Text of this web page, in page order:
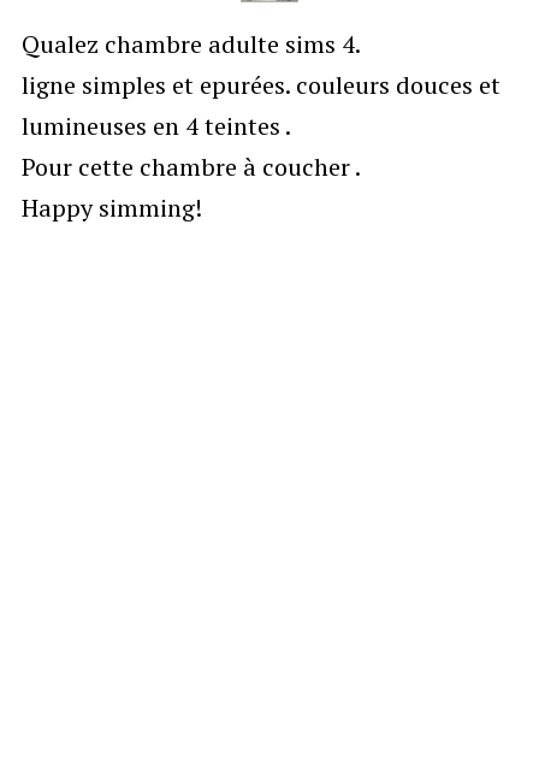
Qualez chambre adulte sims 4.
ligne simples et epurées. couleurs douces et
lumineuses en 4 teintes .
Pour cette chambre à coucher .
Happy simming!